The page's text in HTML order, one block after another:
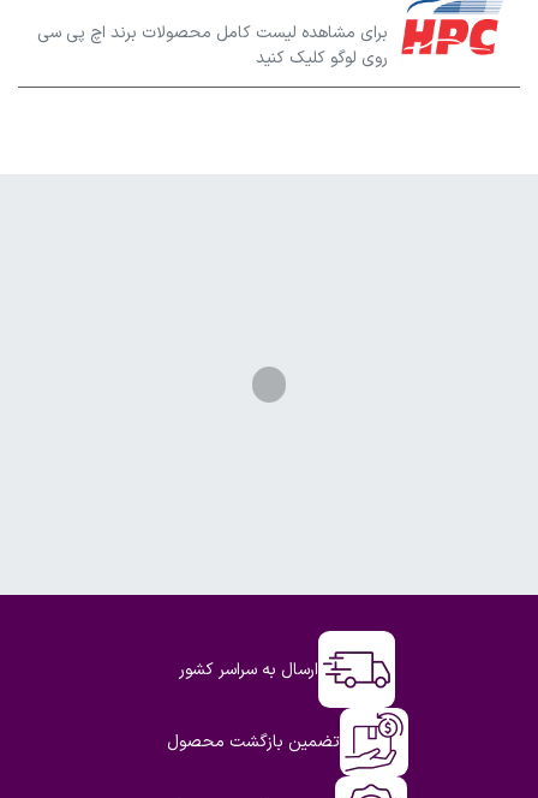
برای مشاهده لیست کامل محصولات برند اچ پی سی
روی لوگو کلیک کنید
ارسال به سراسر کشور
تضمین بازگشت محصول